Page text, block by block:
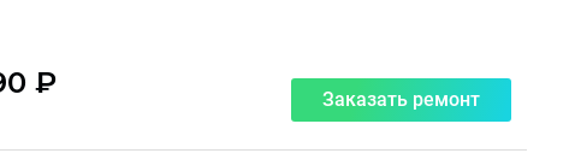
₽ Заказать ремонт